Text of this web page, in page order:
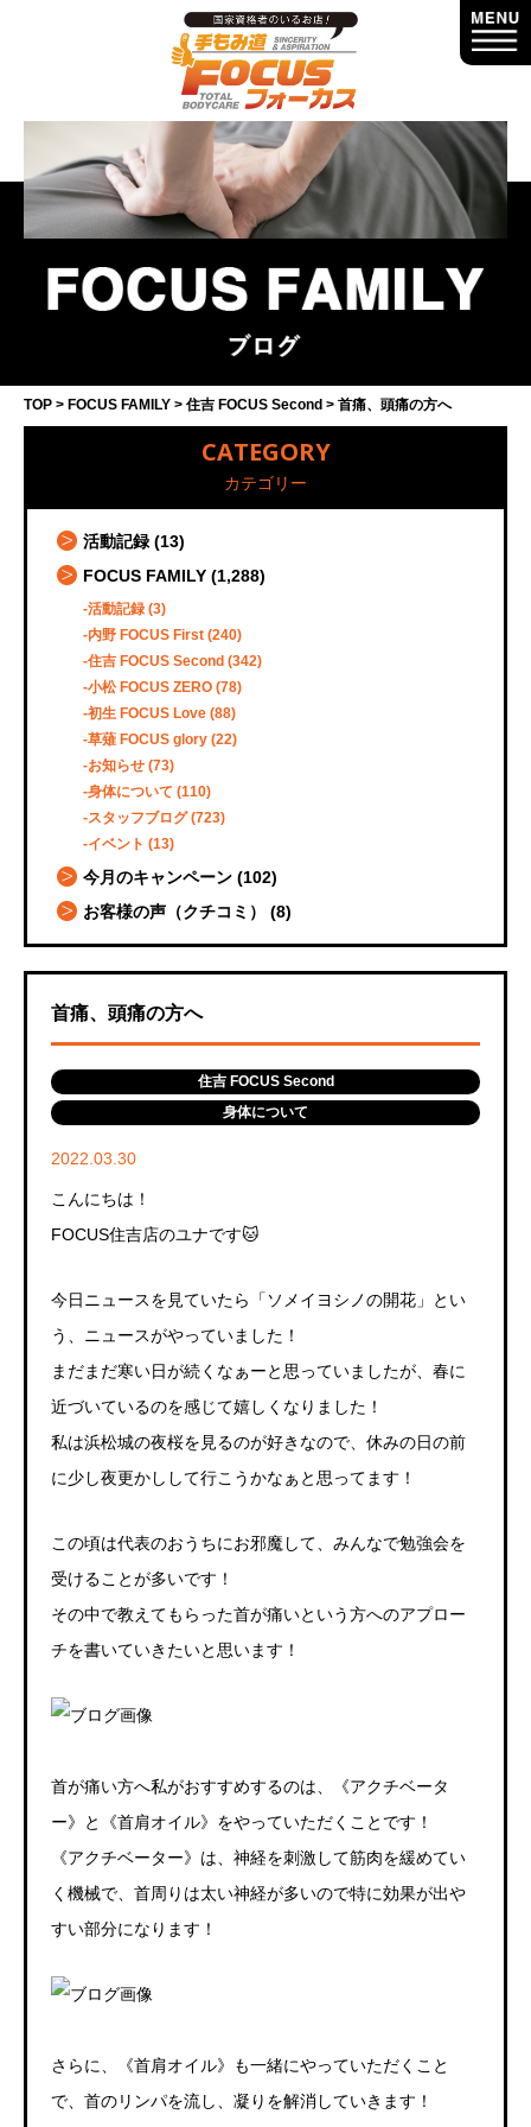
TOP FOCUS FAMILY 住吉 FOCUS Second 首痛、頭痛の方へ
CATEGORY
カテゴリー
活動記録 (13)
FOCUS FAMILY (1,288)
活動記録 (3)
内野 FOCUS First (240)
住吉 FOCUS Second (342)
小松 FOCUS ZERO (78)
初生 FOCUS Love (88)
草薙 FOCUS glory (22)
お知らせ (73)
身体について (110)
スタッフブログ(723)
イベント (13)
今月のキャンペーン (102)
お客様の声（クチコミ）
(8)
首痛、頭痛の方へ
住吉 FOCUS Second
身体について
2022.03.30
こんにちは！
FOCUS住吉店のユナです🐱
今日ニュースを見ていたら「ソメイヨシノの開花」とい
う、ニュースがやっていました！
まだまだ寒い日が続くなぁーと思っていましたが、春に
近づいているのを感じて嬉しくなりました！
私は浜松城の夜桜を見るのが好きなので、休みの日の前
に少し夜更かしして行こうかなぁと思ってます！
この頃は代表のおうちにお邪魔して、みんなで勉強会を
受けることが多いです！
その中で教えてもらった首が痛いという方へのアプロー
チを書いていきたいと思います！
首が痛い方へ私がおすすめするのは、《アクチベータ
ー》と《首肩オイル》をやっていただくことです！
《アクチベーター》は、神経を刺激して筋肉を緩めてい
く機械で、首周りは太い神経が多いので特に効果が出や
すい部分になります！
さらに、《首肩オイル》も一緒にやっていただくこと
で、首のリンパを流し、凝りを解消していきます！